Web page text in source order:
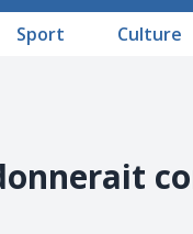
Sport Culture